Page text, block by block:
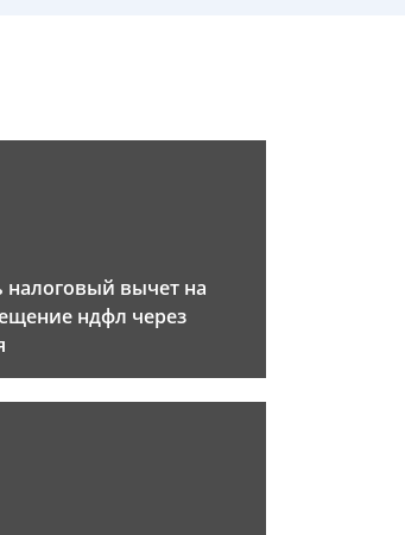
налоговый вычет на
ндфл через